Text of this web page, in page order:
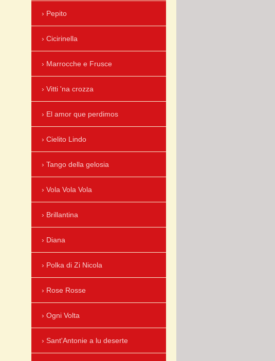
Pepito
Cicirinella
Marrocche e Frusce
Vitti 'na crozza
El amor que perdimos
Cielito Lindo
Tango della gelosia
Vola Vola Vola
Brillantina
Diana
Polka di Zi Nicola
Rose Rosse
Ogni Volta
Sant'Antonie a lu deserte